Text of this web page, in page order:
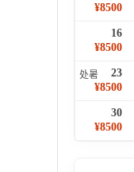
¥8500
16
¥8500
处暑
23
¥8500
30
¥8500